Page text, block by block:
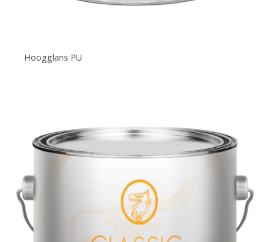
Hoogglans PU